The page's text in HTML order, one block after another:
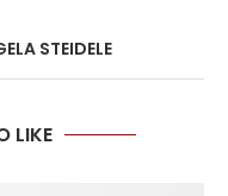
STEIDELE
LIKE